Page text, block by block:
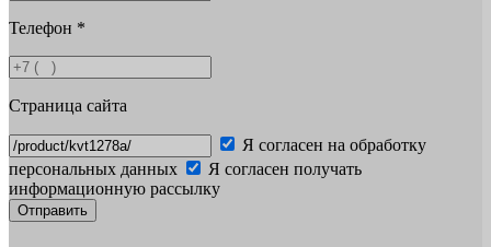
Телефон *
Страница сайта
Я согласен на обработку
персональных данных
Я согласен получать
информационную рассылку
Отправить